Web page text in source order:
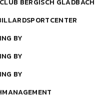
BERGISCH GLADBACH
BY
BY
BY